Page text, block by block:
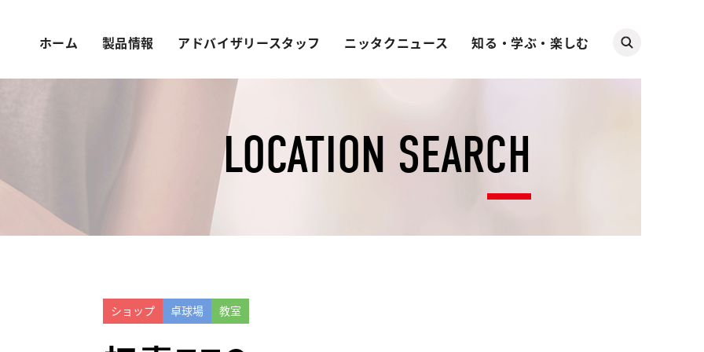
ホーム 製品情報 アドバイザリースタッフ ニッタクニュース 知る・学ぶ・楽しむ
LOCATION SEARCH
ショップ 卓球場 教室